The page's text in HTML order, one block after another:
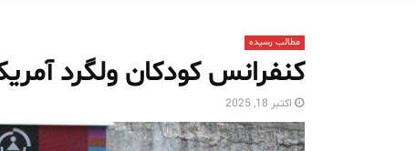
مطالب رسیده
کنفرانس کودکان ولگرد
اکتبر 18, 2025